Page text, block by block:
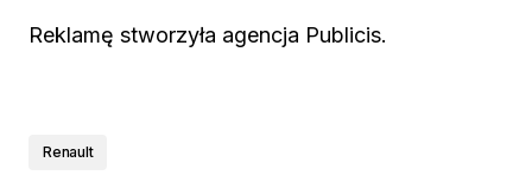
Reklamę stworzyła agencja Publicis.
Renault